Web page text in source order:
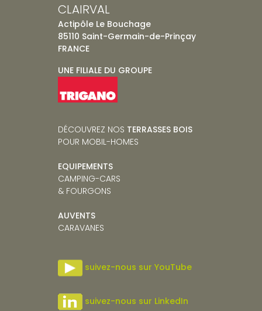
CLAIRVAL
Actipôle Le Bouchage
85110 Saint-Germain-de-Prinçay
FRANCE
UNE FILIALE DU GROUPE
DÉCOUVREZ NOS TERRASSES BOIS
POUR MOBIL-HOMES
EQUIPEMENTS
CAMPING-CARS
& FOURGONS
AUVENTS
CARAVANES
suivez-nous sur YouTube
suivez-nous sur LinkedIn